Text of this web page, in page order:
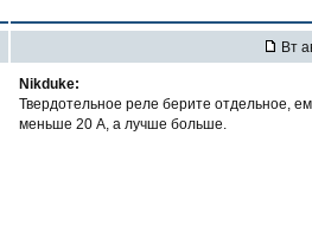
Вт
Nikduke:
Твердотельное реле берите отдельное,
меньше 20 А, а лучше больше.